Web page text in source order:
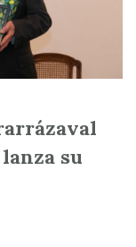
su